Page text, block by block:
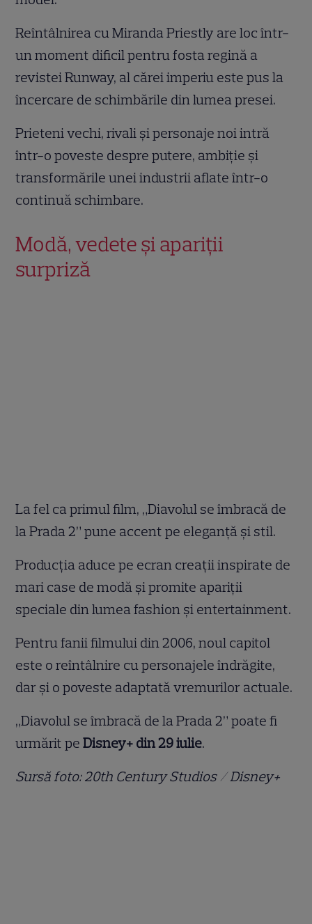
Reîntâlnirea cu Miranda Priestly are loc într-
un moment dificil pentru fosta regină a
revistei Runway, al cărei imperiu este pus la
încercare de schimbările din lumea presei.
Prieteni vechi, rivali și personaje noi intră
într-o poveste despre putere, ambiție și
transformările unei industrii aflate într-o
continuă schimbare.
Modă, vedete și apariții
surpriză
La fel ca primul film, „Diavolul se îmbracă de
la Prada 2” pune accent pe eleganță și stil.
Producția aduce pe ecran creații inspirate de
mari case de modă și promite apariții
speciale din lumea fashion și entertainment.
Pentru fanii filmului din 2006, noul capitol
este o reîntâlnire cu personajele îndrăgite,
dar și o poveste adaptată vremurilor actuale.
„Diavolul se îmbracă de la Prada 2” poate fi
urmărit peDisney+ din 29 iulie.
Sursă foto: 20th Century Studios / Disney+